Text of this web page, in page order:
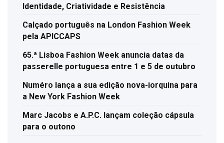
Identidade, Criatividade e Resistência
Calçado português na London Fashion Week
pela APICCAPS
65.ª Lisboa Fashion Week anuncia datas da
passerelle portuguesa entre 1 e 5 de outubro
Numéro lança a sua edição nova-iorquina para
a New York Fashion Week
Marc Jacobs e A.P.C. lançam coleção cápsula
para o outono